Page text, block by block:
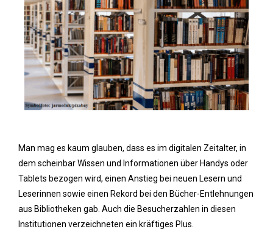
Man mag es kaum glauben, dass es im digitalen Zeitalter, in
dem scheinbar Wissen und Informationen über Handys oder
Tablets bezogen wird, einen Anstieg bei neuen Lesern und
Leserinnen sowie einen Rekord bei den Bücher-Entlehnungen
aus Bibliotheken gab. Auch die Besucherzahlen in diesen
Institutionen verzeichneten ein kräftiges Plus.